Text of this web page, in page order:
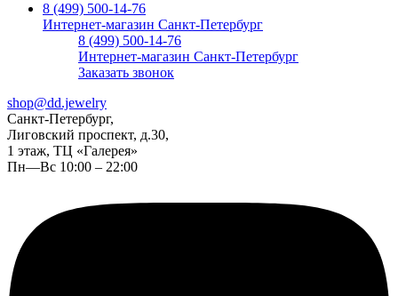
8 (499) 500-14-76
Интернет-магазин Санкт-Петербург
8 (499) 500-14-76
Интернет-магазин Санкт-Петербург
Заказать звонок
shop@dd.jewelry
Санкт-Петербург,
Лиговский проспект, д.30,
1 этаж, ТЦ «Галерея»
Пн—Вс 10:00 – 22:00